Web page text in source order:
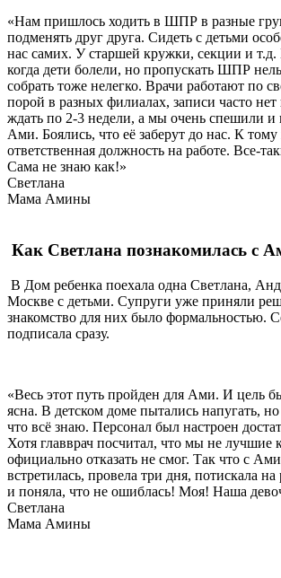
«Нам пришлось ходить в ШПР в разные
подменять друг друга. Сидеть с детьми
нас самих. У старшей кружки, секции и
когда дети болели, но пропускать ШПР
собрать тоже нелегко. Врачи работают по
порой в разных филиалах, записи часто
ждать по 2-3 недели, а мы очень спешили и
Ами. Боялись, что её заберут до нас. К тому
ответственная должность на работе. Все-
Сама не знаю как!»
Светлана
Мама Амины
Как Светлана познакомилась с
В Дом ребенка поехала одна Светлана,
Москве с детьми. Супруги уже приняли
знакомство для них было формальностью.
подписала сразу.
«Весь этот путь пройден для Ами. И цель
ясна. В детском доме пытались напугать, но
что всё знаю. Персонал был настроен
Хотя главврач посчитал, что мы не лучшие
официально отказать не смог. Так что с
встретилась, провела три дня, потискала
и поняла, что не ошиблась! Моя! Наша
Светлана
Мама Амины